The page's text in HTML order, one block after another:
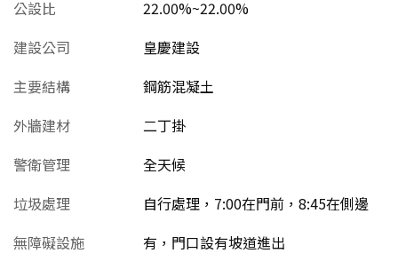
公設比
22.00%~22.00%
建設公司
皇慶建設
主要結構
鋼筋混凝土
外牆建材
二丁掛
警衛管理
全天候
垃圾處理
自行處理，7:00在門前，8:45在側邊
無障礙設施
有，門口設有坡道進出